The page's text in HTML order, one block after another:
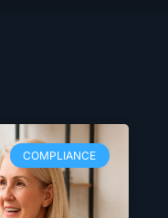
COMPLIANCE